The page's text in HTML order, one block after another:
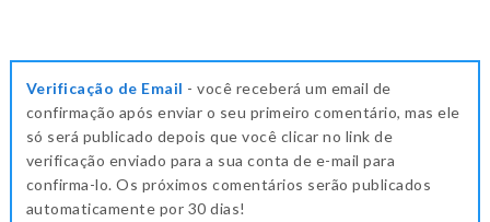
Verificação de Email - você receberá um email de
confirmação após enviar o seu primeiro comentário, mas ele
só será publicado depois que você clicar no link de
verificação enviado para a sua conta de e-mail para
confirma-lo. Os próximos comentários serão publicados
automaticamente por 30 dias!